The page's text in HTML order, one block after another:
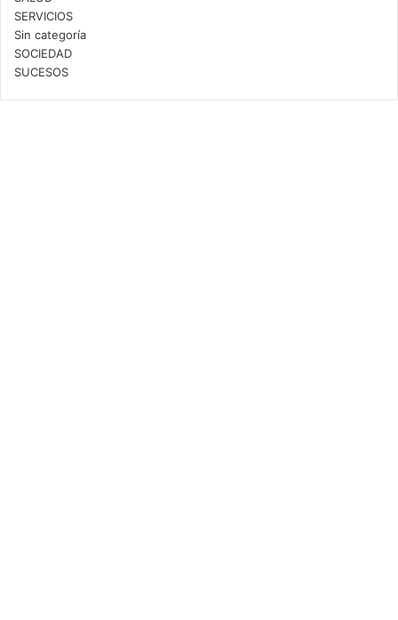
SERVICIOS
Sin categoría
SOCIEDAD
SUCESOS